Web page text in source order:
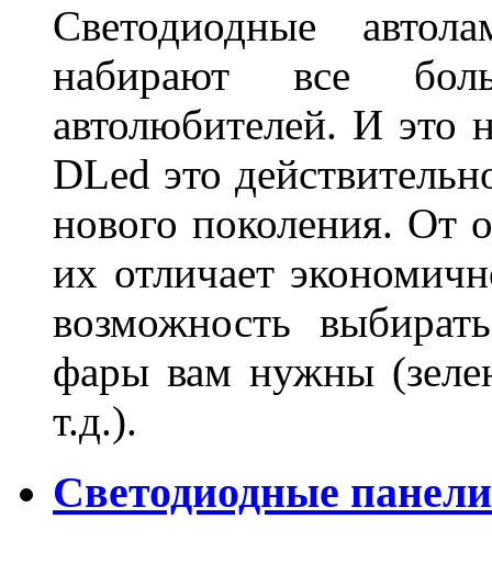
Светодиодные
набирают все
автолюбителей. И это
DLed это
нового поколения. От
их отличает
возможность
фары вам нужны
т.д.).
Светодиодные